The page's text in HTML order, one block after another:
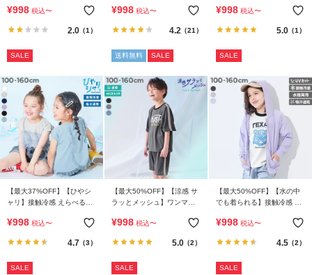
探
す
特
集
探
す
子
ど
も
服
コ
ム
¥998 税込〜
2.0（1）
SALE
¥998 税込〜
4.2（21）
送料無料 SALE
¥998 税込〜
5.0（1）
SALE
【最大37%OFF】【ひやシ
ャリ】接触冷感 えらべるチ
リーブ 半袖Tシャツ
¥998 税込〜
4.7（3）
SALE
【最大50%OFF】【涼感 サ
ラッとメッシュ】ワンマイ
トパジャマ
¥998 税込〜
5.0（2）
SALE
【最大50%OFF】【水の中
でも着られる】接触冷感 UV
¥998 税込〜
4.5（2）
SALE